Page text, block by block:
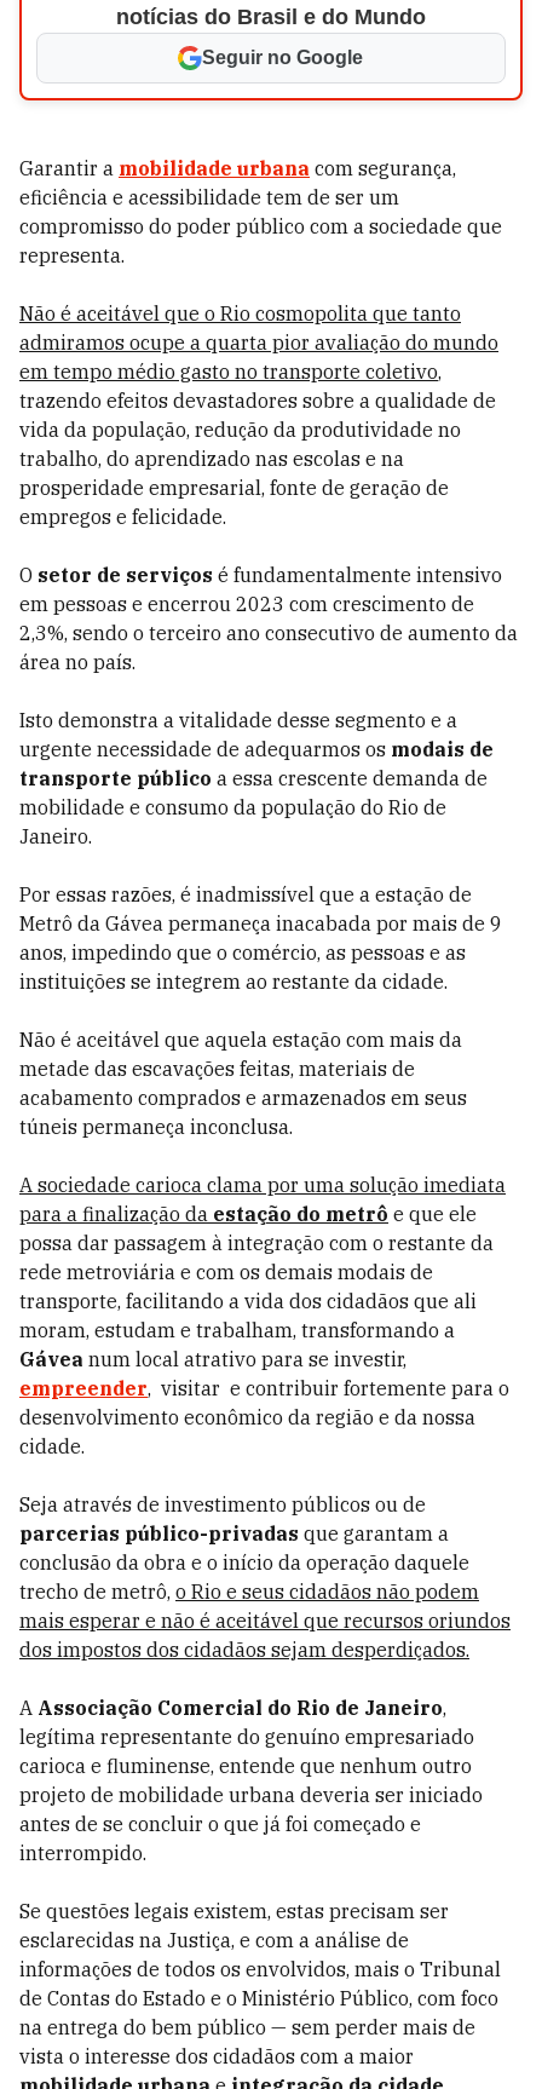
notícias do Brasil e do Mundo
Seguir no Google
Garantir a mobilidade urbana com segurança,
eficiência e acessibilidade tem de ser um
compromisso do poder público com a sociedade que
representa.
Não é aceitável que o Rio cosmopolita que tanto
admiramos ocupe a quarta pior avaliação do mundo
em tempo médio gasto no transporte coletivo,
trazendo efeitos devastadores sobre a qualidade de
vida da população, redução da produtividade no
trabalho, do aprendizado nas escolas e na
prosperidade empresarial, fonte de geração de
empregos e felicidade.
O setor de serviços é fundamentalmente intensivo
em pessoas e encerrou 2023 com crescimento de
2,3%, sendo o terceiro ano consecutivo de aumento da
área no país.
Isto demonstra a vitalidade desse segmento e a
urgente necessidade de adequarmos os modais de
transporte público a essa crescente demanda de
mobilidade e consumo da população do Rio de
Janeiro.
Por essas razões, é inadmissível que a estação de
Metrô da Gávea permaneça inacabada por mais de 9
anos, impedindo que o comércio, as pessoas e as
instituições se integrem ao restante da cidade.
Não é aceitável que aquela estação com mais da
metade das escavações feitas, materiais de
acabamento comprados e armazenados em seus
túneis permaneça inconclusa.
A sociedade carioca clama por uma solução imediata
para a finalização da estação do metrô e que ele
possa dar passagem à integração com o restante da
rede metroviária e com os demais modais de
transporte, facilitando a vida dos cidadãos que ali
moram, estudam e trabalham, transformando a
Gávea num local atrativo para se investir,
empreender, visitar e contribuir fortemente para o
desenvolvimento econômico da região e da nossa
cidade.
Seja através de investimento públicos ou de
parcerias público-privadas que garantam a
conclusão da obra e o início da operação daquele
trecho de metrô, o Rio e seus cidadãos não podem
mais esperar e não é aceitável que recursos oriundos
dos impostos dos cidadãos sejam desperdiçados.
A Associação Comercial do Rio de Janeiro,
legítima representante do genuíno empresariado
carioca e fluminense, entende que nenhum outro
projeto de mobilidade urbana deveria ser iniciado
antes de se concluir o que já foi começado e
interrompido.
Se questões legais existem, estas precisam ser
esclarecidas na Justiça, e com a análise de
informações de todos os envolvidos, mais o Tribunal
de Contas do Estado e o Ministério Público, com foco
na entrega do bem público — sem perder mais de
vista o interesse dos cidadãos com a maior